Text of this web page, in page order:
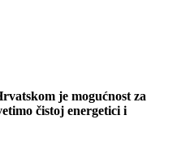
je mogućnost za
čistoj energetici i